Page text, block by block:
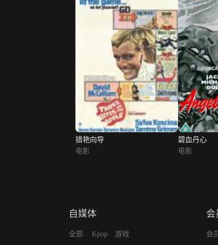
猎艳向导
电影
碧血丹心
电影
自媒体
全部 Kpop 游戏
会
会